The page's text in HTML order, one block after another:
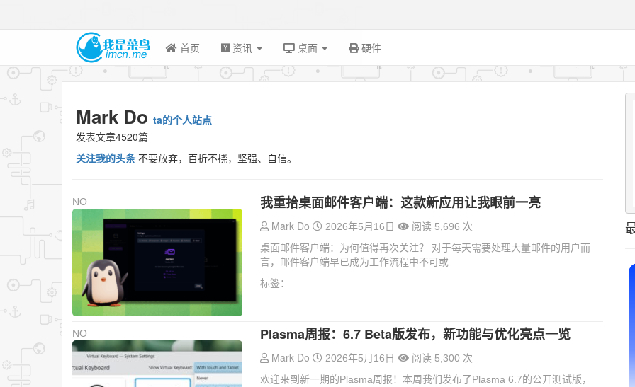
首页 资讯 桌面 硬件
Mark Do ta的个人站点
发表文章4520篇
关注我的头条 不要放弃，百折不挠，坚强、自信。
NO 我重拾桌面邮件客户端：这款新应用让我眼前一亮
Mark Do 2026年5月16日
阅读 5,696 次
桌面邮件客户端：为何值得再次关注？ 对于每天需要处理大量邮件的用户而
言，邮件客户端早已成为工作流程中不可或...
标签：
NO Plasma周报：6.7 Beta版发布，新功能与优化亮点一览
Mark Do 2026年5月16日
阅读 5,300 次
欢迎来到新一期的Plasma周报！本周我们发布了Plasma 6.7的公开测试版，